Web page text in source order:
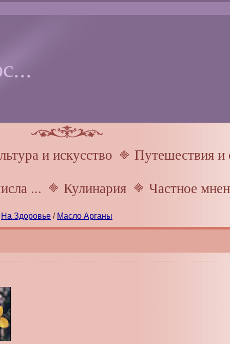
и искусство Путешествия и
... Кулинария Частное
На Здоровье / Масло Арганы